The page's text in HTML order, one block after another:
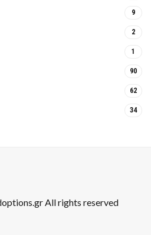
9
2
1
90
62
34
All rights reserved